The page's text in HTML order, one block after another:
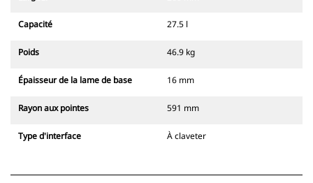
Capacité 27.5 l
Poids 46.9 kg
Épaisseur de la lame de base 16 mm
Rayon aux pointes 591 mm
Type d'interface À claveter